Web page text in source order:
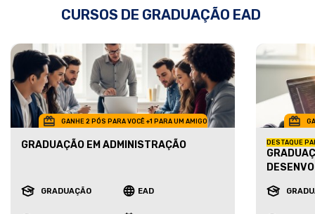
CURSOS DE GRADUAÇÃO EAD
GANHE 2 PÓS PARA VOCÊ +1 PARA UM AMIGO
GRADUAÇÃO EM ADMINISTRAÇÃO
GRADUAÇÃO EAD
DESTAQUE